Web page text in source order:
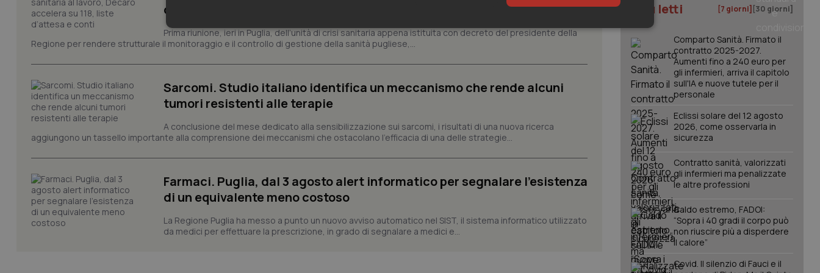
d’attesa e conti
Prima riunione, ieri in Puglia, dell’unità di crisi sanitaria appena istituita con decreto del presidente della
Regione per rendere strutturale il monitoraggio e il controllo di gestione della sanità pugliese,...
Sarcomi. Studio italiano identifica un meccanismo che rende alcuni
tumori resistenti alle terapie
A conclusione del mese dedicato alla sensibilizzazione sui sarcomi, i risultati di una nuova ricerca
aggiungono un tassello importante alla comprensione dei meccanismi che ostacolano l'efficacia di una delle strategie...
Farmaci. Puglia, dal 3 agosto alert informatico per segnalare l’esistenza
di un equivalente meno costoso
La Regione Puglia ha messo a punto un nuovo avviso automatico nel SIST, il sistema informatico utilizzato
da medici per effettuare la prescrizione, in grado di segnalare a medici e...
I più letti [7 giorni] [30 giorni]
Comparto Sanità. Firmato il
contratto 2025-2027.
Aumenti fino a 240 euro per
gli infermieri, arriva il capitolo
sull'IA e nuove tutele per il
personale
Eclissi solare del 12 agosto
2026, come osservarla in
sicurezza
Contratto sanità, valorizzati
gli infermieri ma penalizzate
le altre professioni
Caldo estremo, FADOI:
“Sopra i 40 gradi il corpo può
non riuscire più a disperdere
il calore”
Covid. Il silenzio di Fauci e il
Necessari Statistici Marketing
I cookie necessari contribuiscono a rendere fruibile il sito web abilitandone funzionalità di base quali la navigazione sulle pagine
VISITOR_PRIVACY_METADATA
YouTube
.youtube.com
5 mesi 4
Questo cookie viene utilizzato per memorizzare le
scelte di consenso e privacy dell'utente per la loro
impostazioni sulla privacy, garantendo che le loro
preferenze siano onorate nelle sessioni future.